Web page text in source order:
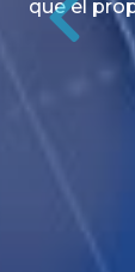
unificación
juegos y